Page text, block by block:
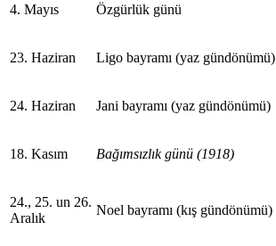
4. Mayıs Özgürlük günü
23. Haziran Ligo bayramı (yaz gündönümü)
24. Haziran Jani bayramı (yaz gündönümü)
18. Kasım Bağımsızlık günü (1918)
24., 25. un 26.
Aralık
Noel bayramı (kış gündönümü)